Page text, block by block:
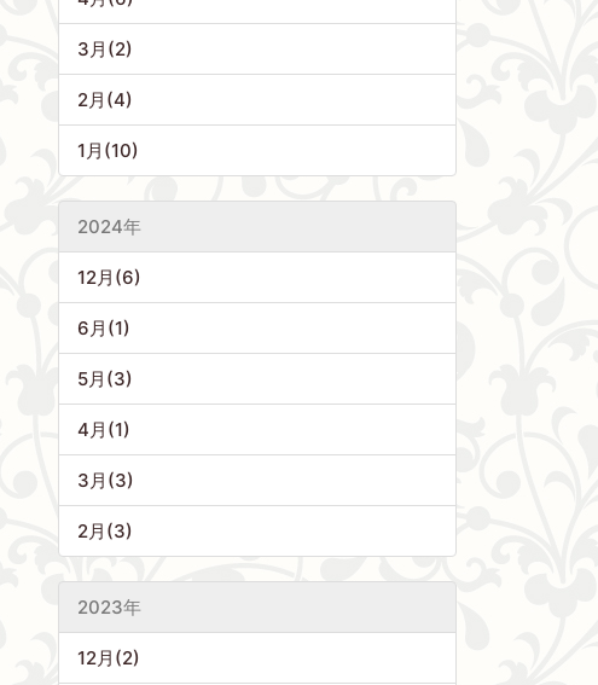
3月(2)
2月(4)
1月(10)
2024年
12月(6)
6月(1)
5月(3)
4月(1)
3月(3)
2月(3)
2023年
12月(2)